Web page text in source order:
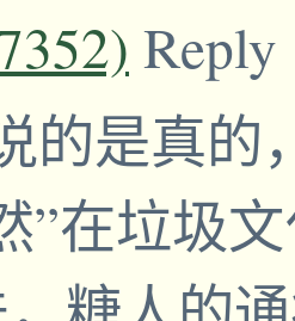
Reply
的是真的
”在垃圾